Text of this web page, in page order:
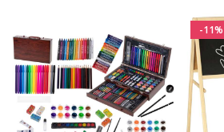
-11%